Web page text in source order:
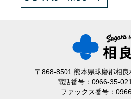
〒868-8501 熊本県球磨郡相
電話番号：0966-35-
ファックス番号：